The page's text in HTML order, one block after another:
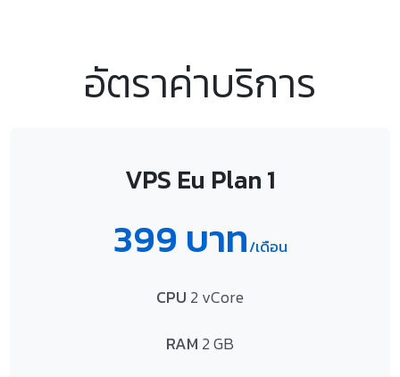
อัตราค่าบริการ
VPS Eu Plan 1
399 บาท/เดือน
CPU 2 vCore
RAM 2 GB